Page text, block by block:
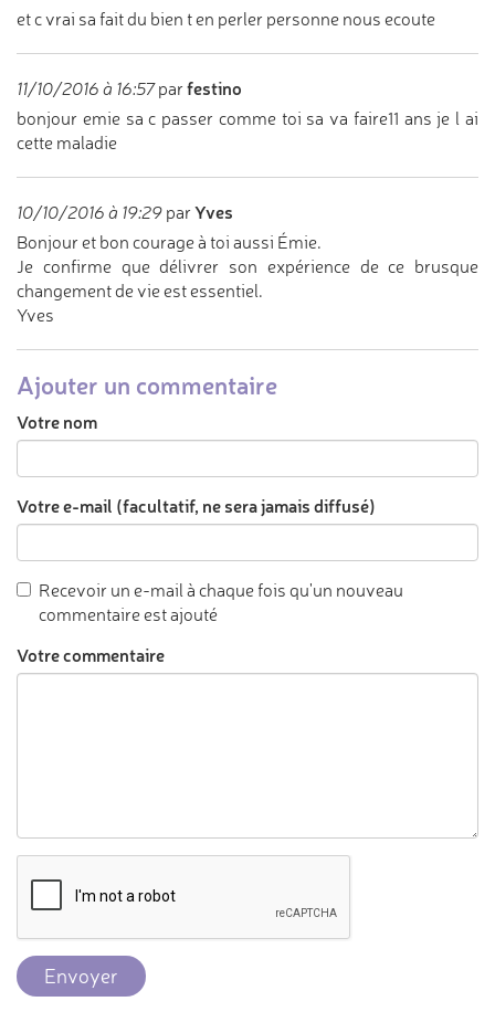
et c vrai sa fait du bien t en perler personne nous ecoute
11/10/2016 à 16:57par festino
bonjour emie sa c passer comme toi sa va faire11 ans je l ai
cette maladie
10/10/2016 à 19:29 par Yves
Bonjour et bon courage à toi aussi Émie.
Je confirme que délivrer son expérience de ce brusque
changement de vie est essentiel.
Yves
Ajouter un commentaire
Votre nom
Votre e-mail (facultatif, ne sera jamais diffusé)
Recevoir un e-mail à chaque fois qu'un nouveau
commentaire est ajouté
Votre commentaire
Envoyer